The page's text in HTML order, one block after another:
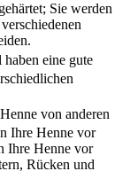
Sie werden
eine gute
von anderen
Ihre Henne vor
Ihre Henne vor
Rücken und